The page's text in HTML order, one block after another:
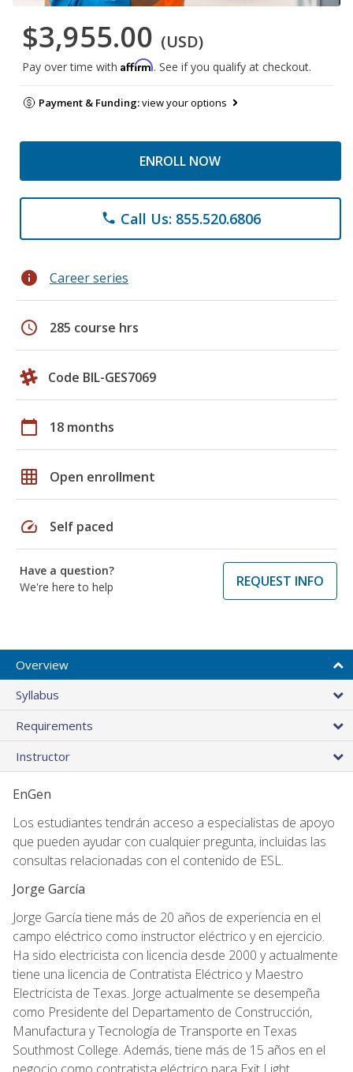
$3,955.00 (USD)
Pay over time with Affirm. See if you qualify at checkout.
Payment & Funding:view your options
ENROLL NOW
phone Call Us: 855.520.6806
info Career series
schedule 285 course hrs
Code BIL-GES7069
calendar_today 18 months
grid_on Open enrollment
speed Self paced
Have a question?
We're here to help
REQUEST INFO
Overview
Syllabus
Requirements
Instructor
EnGen
Los estudiantes tendrán acceso a especialistas de apoyo
que pueden ayudar con cualquier pregunta, incluidas las
consultas relacionadas con el contenido de ESL.
Jorge García
Jorge García tiene más de 20 años de experiencia en el
campo eléctrico como instructor eléctrico y en ejercicio.
Ha sido electricista con licencia desde 2000 y actualmente
tiene una licencia de Contratista Eléctrico y Maestro
Electricista de Texas. Jorge actualmente se desempeña
como Presidente del Departamento de Construcción,
Manufactura y Tecnología de Transporte en Texas
Southmost College. Además, tiene más de 15 años en el